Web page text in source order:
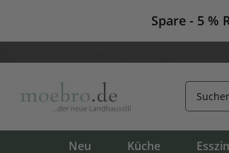
Spare - 5 %
Neu Küche